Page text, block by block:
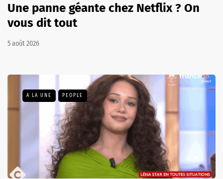
Une panne géante chez Netflix ? On
vous dit tout
5 août 2026
A LA UNE PEOPLE